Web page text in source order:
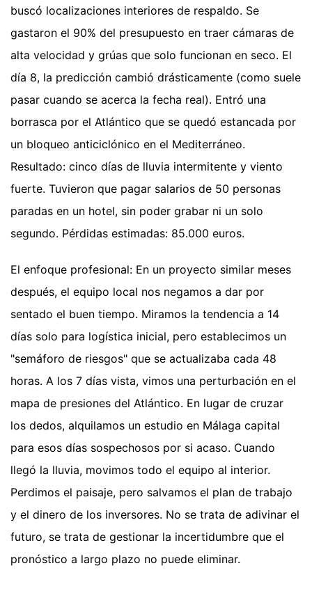
buscó localizaciones interiores de respaldo. Se
gastaron el 90% del presupuesto en traer cámaras de
alta velocidad y grúas que solo funcionan en seco. El
día 8, la predicción cambió drásticamente (como suele
pasar cuando se acerca la fecha real). Entró una
borrasca por el Atlántico que se quedó estancada por
un bloqueo anticiclónico en el Mediterráneo.
Resultado: cinco días de lluvia intermitente y viento
fuerte. Tuvieron que pagar salarios de 50 personas
paradas en un hotel, sin poder grabar ni un solo
segundo. Pérdidas estimadas: 85.000 euros.
El enfoque profesional: En un proyecto similar meses
después, el equipo local nos negamos a dar por
sentado el buen tiempo. Miramos la tendencia a 14
días solo para logística inicial, pero establecimos un
"semáforo de riesgos" que se actualizaba cada 48
horas. A los 7 días vista, vimos una perturbación en el
mapa de presiones del Atlántico. En lugar de cruzar
los dedos, alquilamos un estudio en Málaga capital
para esos días sospechosos por si acaso. Cuando
llegó la lluvia, movimos todo el equipo al interior.
Perdimos el paisaje, pero salvamos el plan de trabajo
y el dinero de los inversores. No se trata de adivinar el
futuro, se trata de gestionar la incertidumbre que el
pronóstico a largo plazo no puede eliminar.